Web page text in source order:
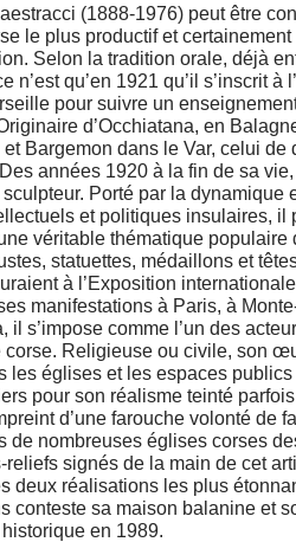
(1888-1976) peut être
le plus productif et
Selon la tradition orale, déjà
n’est qu’en 1921 qu’il s’inscrit à
pour suivre un
d’Occhiatana, en
Bargemon dans le Var, celui de
années 1920 à la fin de sa
Porté par la dynamique
et politiques insulaires, il
véritable thématique populaire
statuettes, médaillons et
à l’Exposition
manifestations à Paris, à
il s’impose comme l’un des
corse. Religieuse ou civile, son
les églises et les espaces
pour son réalisme teinté
d’une farouche volonté de
de nombreuses églises corses
reliefs signés de la main de cet
deux réalisations les plus
conteste sa maison balanine et
en 1989.